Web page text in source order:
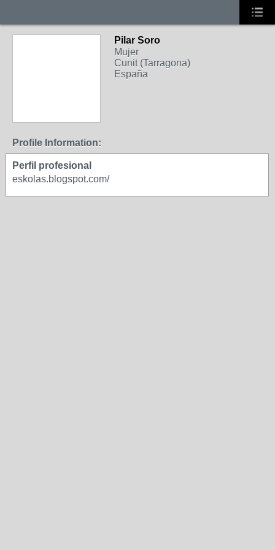
Pilar Soro
Mujer
Cunit (Tarragona)
España
Profile Information:
Perfil profesional
eskolas.blogspot.com/